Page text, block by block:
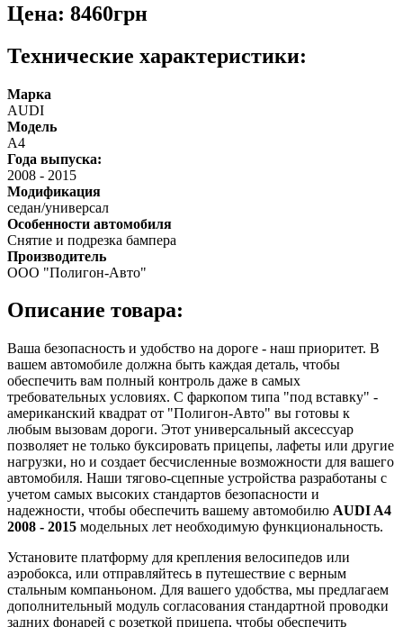
Цена: 8460грн
Технические характеристики:
Марка
AUDI
Модель
A4
Года выпуска:
2008 - 2015
Модификация
седан/универсал
Особенности автомобиля
Снятие и подрезка бампера
Производитель
ООО "Полигон-Авто"
Описание товара:
Ваша безопасность и удобство на дороге - наш приоритет. В
вашем автомобиле должна быть каждая деталь, чтобы
обеспечить вам полный контроль даже в самых
требовательных условиях. С фаркопом типа "под вставку" -
американский квадрат от "Полигон-Авто" вы готовы к
любым вызовам дороги. Этот универсальный аксессуар
позволяет не только буксировать прицепы, лафеты или другие
нагрузки, но и создает бесчисленные возможности для вашего
автомобиля. Наши тягово-сцепные устройства разработаны с
учетом самых высоких стандартов безопасности и
надежности, чтобы обеспечить вашему автомобилю AUDI A4
2008 - 2015 модельных лет необходимую функциональность.
Установите платформу для крепления велосипедов или
аэробокса, или отправляйтесь в путешествие с верным
стальным компаньоном. Для вашего удобства, мы предлагаем
дополнительный модуль согласования стандартной проводки
задних фонарей с розеткой прицепа, чтобы обеспечить